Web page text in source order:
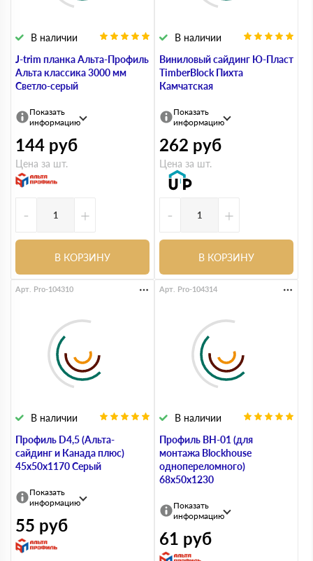
J-trim планка Альта-Профиль
Альта классика 3000 мм
Светло-серый
В наличии
Показать
информацию
144 руб
Цена за шт.
- +
В КОРЗИНУ
Виниловый сайдинг Ю-Пласт
TimberBlock Пихта
Камчатская
В наличии
Показать
информацию
262 руб
Цена за шт.
- +
В КОРЗИНУ
Профиль D4,5 (Альта-
сайдинг и Канада плюс)
45х50х1170 Серый
В наличии
Арт. Pro-104310
Показать
информацию
55 руб
Профиль BH-01 (для
монтажа Blockhouse
однопереломного)
68х50х1230
В наличии
Арт. Pro-104314
Показать
информацию
61 руб